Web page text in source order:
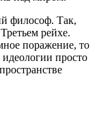
философ. Так,
рейхе.
поражение, то
просто